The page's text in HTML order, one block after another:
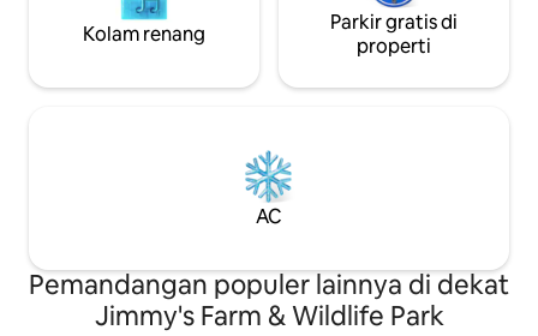
Kolam renang
Parkir gratis di
properti
AC
Pemandangan populer lainnya di dekat
Jimmy's Farm & Wildlife Park